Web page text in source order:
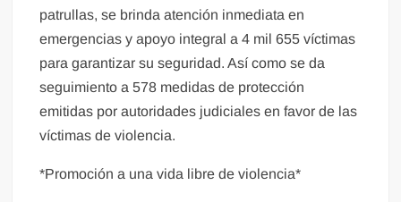
patrullas, se brinda atención inmediata en
emergencias y apoyo integral a 4 mil 655 víctimas
para garantizar su seguridad. Así como se da
seguimiento a 578 medidas de protección
emitidas por autoridades judiciales en favor de las
víctimas de violencia.
*Promoción a una vida libre de violencia*